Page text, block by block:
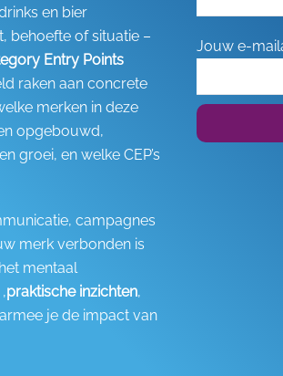
en bier
behoefte of situatie –
Entry Points
raken aan concrete
merken in deze
opgebouwd,
groei, en welke CEP’s
campagnes
merk verbonden is
mentaal
praktische inzichten,
je de impact van
Jouw e-